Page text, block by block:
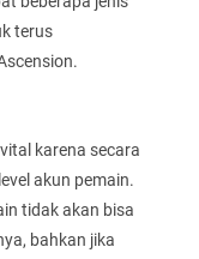
terus
karena secara
akun pemain.
tidak akan bisa
bahkan jika